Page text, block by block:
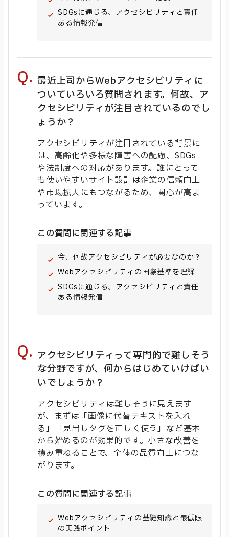
SDGsに通じる、アクセシビリティと責任
ある情報発信
最近上司からWebアクセシビリティに
ついていろいろ質問されます。何故、ア
クセシビリティが注目されているのでし
ょうか？
アクセシビリティが注目されている背景に
は、高齢化や多様な障害への配慮、SDGs
や法制度への対応があります。誰にとって
も使いやすいサイト設計は企業の信頼向上
や市場拡大にもつながるため、関心が高ま
っています。
この質問に関連する記事
今、何故アクセシビリティが必要なのか？
Webアクセシビリティの国際基準を理解
SDGsに通じる、アクセシビリティと責任
ある情報発信
アクセシビリティって専門的で難しそう
な分野ですが、何からはじめていけばい
いでしょうか？
アクセシビリティは難しそうに見えます
が、まずは「画像に代替テキストを入れ
る」「見出しタグを正しく使う」など基本
から始めるのが効果的です。小さな改善を
積み重ねることで、全体の品質向上につな
がります。
この質問に関連する記事
Webアクセシビリティの基礎知識と最低限
の実践ポイント